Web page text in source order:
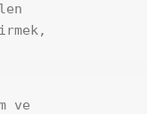
ve